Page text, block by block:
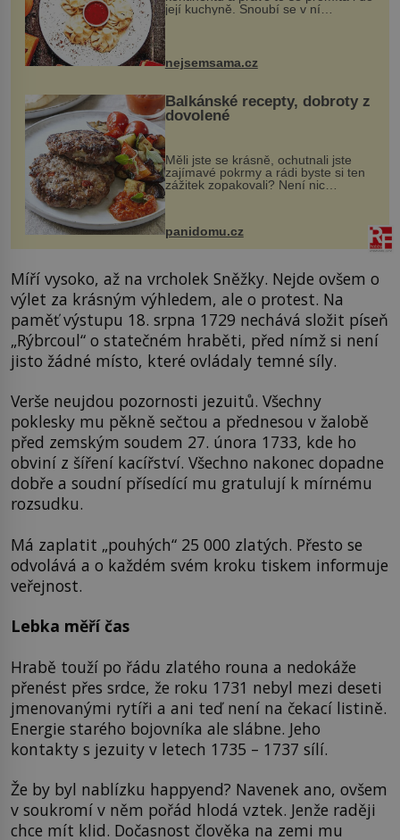
její kuchyně. Snoubí se v ní
evropské a asijské chutě a díky tomu
pokrmy, které rozhodně st...
nejsemsama.cz
Balkánské recepty, dobroty z
dovolené
Měli jste se krásně, ochutnali jste
zajímavé pokrmy a rádi byste si ten
zážitek zopakovali? Není nic
snazšího. Pljeskavica (10 porcí)
Možná jste ji ochutnali na dovolené v
panidomu.cz
Míří vysoko, až na vrcholek Sněžky. Nejde ovšem o
výlet za krásným výhledem, ale o protest. Na
paměť výstupu 18. srpna 1729 nechává složit píseň
„Rýbrcoul“ o statečném hraběti, před nímž si není
jisto žádné místo, které ovládaly temné síly.
Verše neujdou pozornosti jezuitů. Všechny
poklesky mu pěkně sečtou a přednesou v žalobě
před zemským soudem 27. února 1733, kde ho
obviní z šíření kacířství. Všechno nakonec dopadne
dobře a soudní přísedící mu gratulují k mírnému
rozsudku.
Má zaplatit „pouhých“ 25 000 zlatých. Přesto se
odvolává a o každém svém kroku tiskem informuje
veřejnost.
Lebka měří čas
Hrabě touží po řádu zlatého rouna a nedokáže
přenést přes srdce, že roku 1731 nebyl mezi deseti
jmenovanými rytíři a ani teď není na čekací listině.
Energie starého bojovníka ale slábne. Jeho
kontakty s jezuity v letech 1735 – 1737 sílí.
Že by byl nablízku happyend? Navenek ano, ovšem
v soukromí v něm pořád hlodá vztek. Jenže raději
chce mít klid. Dočasnost člověka na zemi mu